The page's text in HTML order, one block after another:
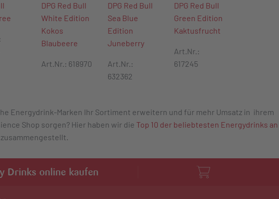
DPG Red Bull
White Edition
Kokos
Blaubeere
Art.Nr.: 618970
DPG Red Bull
Sea Blue
Edition
Juneberry
Art.Nr.:
632362
DPG Red Bull
Green Edition
Kaktusfrucht
Art.Nr.:
617245
Energydrink-Marken Ihr Sortiment erweitern und für mehr Umsatz in ihrem
Shop sorgen? Hier haben wir die Top 10 der beliebtesten Energydrinks an
zusammengestellt.
Drinks online kaufen